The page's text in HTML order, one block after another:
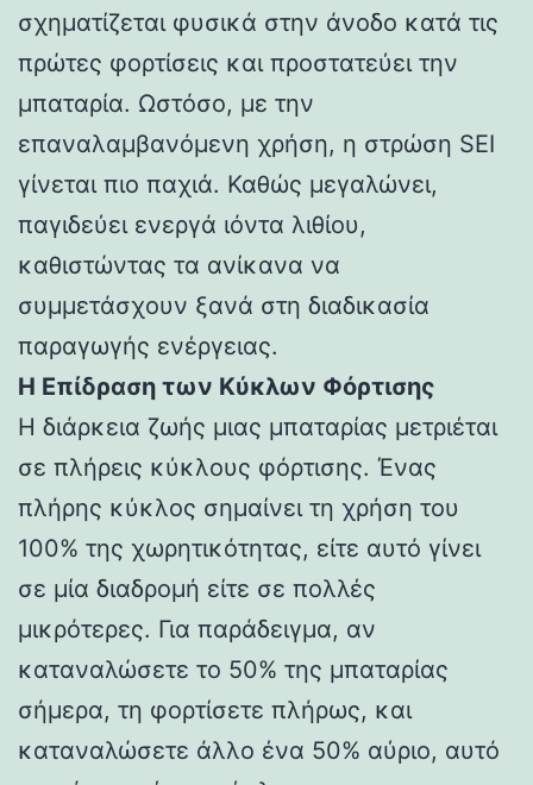
σχηματίζεται φυσικά στην άνοδο κατά τις
πρώτες φορτίσεις και προστατεύει την
μπαταρία. Ωστόσο, με την
επαναλαμβανόμενη χρήση, η στρώση SEI
γίνεται πιο παχιά. Καθώς μεγαλώνει,
παγιδεύει ενεργά ιόντα λιθίου,
καθιστώντας τα ανίκανα να
συμμετάσχουν ξανά στη διαδικασία
παραγωγής ενέργειας.
Η Επίδραση των Κύκλων Φόρτισης
Η διάρκεια ζωής μιας μπαταρίας μετριέται
σε πλήρεις κύκλους φόρτισης. Ένας
πλήρης κύκλος σημαίνει τη χρήση του
100% της χωρητικότητας, είτε αυτό γίνει
σε μία διαδρομή είτε σε πολλές
μικρότερες. Για παράδειγμα, αν
καταναλώσετε το 50% της μπαταρίας
σήμερα, τη φορτίσετε πλήρως, και
καταναλώσετε άλλο ένα 50% αύριο, αυτό